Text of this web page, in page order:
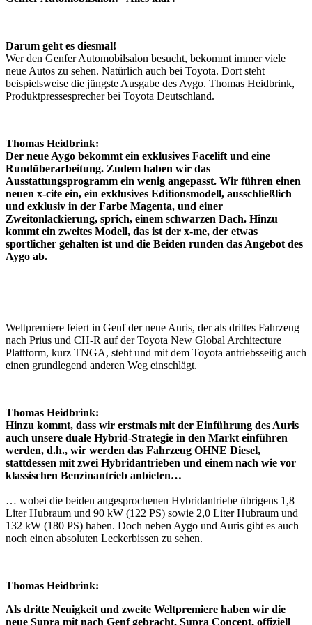
Darum geht es diesmal!
Wer den Genfer Automobilsalon besucht, bekommt immer viele
neue Autos zu sehen. Natürlich auch bei Toyota. Dort steht
beispielsweise die jüngste Ausgabe des Aygo. Thomas Heidbrink,
Produktpressesprecher bei Toyota Deutschland.
Thomas Heidbrink:
Der neue Aygo bekommt ein exklusives Facelift und eine
Rundüberarbeitung. Zudem haben wir das
Ausstattungsprogramm ein wenig angepasst. Wir führen einen
neuen x-cite ein, ein exklusives Editionsmodell, ausschließlich
und exklusiv in der Farbe Magenta, und einer
Zweitonlackierung, sprich, einem schwarzen Dach. Hinzu
kommt ein zweites Modell, das ist der x-me, der etwas
sportlicher gehalten ist und die Beiden runden das Angebot des
Aygo ab.
Weltpremiere feiert in Genf der neue Auris, der als drittes Fahrzeug
nach Prius und CH-R auf der Toyota New Global Architecture
Plattform, kurz TNGA, steht und mit dem Toyota antriebsseitig auch
einen grundlegend anderen Weg einschlägt.
Thomas Heidbrink:
Hinzu kommt, dass wir erstmals mit der Einführung des Auris
auch unsere duale Hybrid-Strategie in den Markt einführen
werden, d.h., wir werden das Fahrzeug OHNE Diesel,
stattdessen mit zwei Hybridantrieben und einem nach wie vor
klassischen Benzinantrieb anbieten…
… wobei die beiden angesprochenen Hybridantriebe übrigens 1,8
Liter Hubraum und 90 kW (122 PS) sowie 2,0 Liter Hubraum und
132 kW (180 PS) haben. Doch neben Aygo und Auris gibt es auch
noch einen absoluten Leckerbissen zu sehen.
Thomas Heidbrink:
Als dritte Neuigkeit und zweite Weltpremiere haben wir die
neue Supra mit nach Genf gebracht. Supra Concept, offiziell